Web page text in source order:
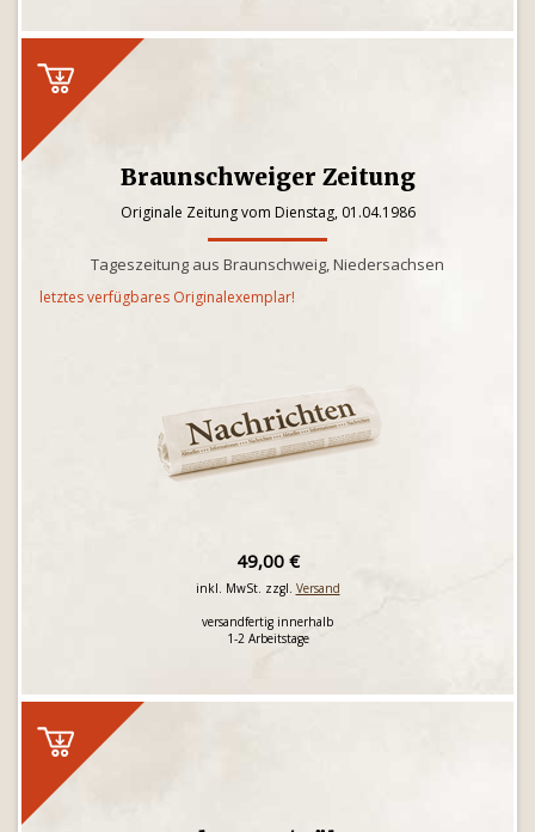
Braunschweiger Zeitung
Originale Zeitung vom Dienstag, 01.04.1986
Tageszeitung aus Braunschweig, Niedersachsen
letztes verfügbares Originalexemplar!
49,00 €
inkl. MwSt. zzgl. Versand
versandfertig innerhalb
1-2 Arbeitstage